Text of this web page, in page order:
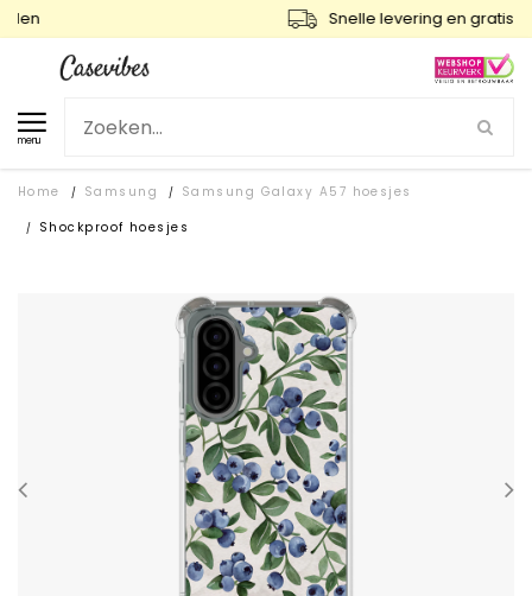
Snelle levering en gratis ruilen
menu
Home / Samsung / Samsung Galaxy A57 hoesjes
/ Shockproof hoesjes